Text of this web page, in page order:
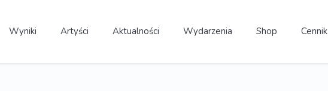
Wyniki Artyści Aktualności Wydarzenia Shop Cennik